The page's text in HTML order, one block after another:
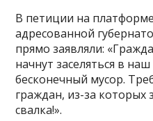
В петиции на платформе
адресованной
прямо заявляли:
начнут заселяться в
бесконечный мусор.
граждан, из-за которых
свалка!».